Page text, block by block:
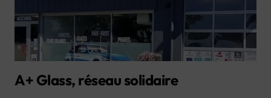
A+ Glass, réseau solidaire